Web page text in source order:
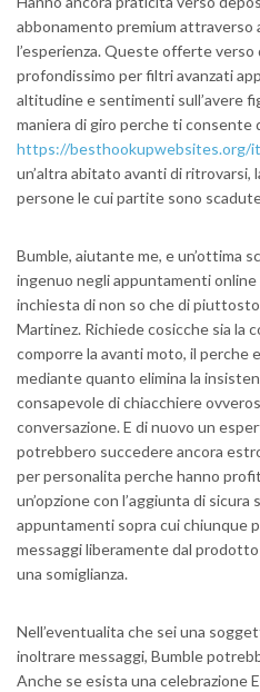
abbonamento premium attraverso
l’esperienza. Queste offerte verso
profondissimo per filtri avanzati
altitudine e sentimenti sull’avere
maniera di giro perche ti consente
https://besthookupwebsites.org/
un’altra abitato avanti di ritrovarsi,
persone le cui partite sono
Bumble, aiutante me, e un’ottima
ingenuo negli appuntamenti
inchiesta di non so che di
Martinez. Richiede cosicche sia la
comporre la avanti moto, il perche
mediante quanto elimina la
consapevole di chiacchiere
conversazione. E di nuovo un
potrebbero succedere ancora
per personalita perche hanno
un’opzione con l’aggiunta di sicura
appuntamenti sopra cui chiunque
messaggi liberamente dal
una somiglianza.
Nell’eventualita che sei una
inoltrare messaggi, Bumble
Anche se esista una celebrazione